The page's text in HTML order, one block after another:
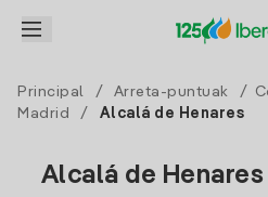
Principal / Arreta-puntuak /
Madrid
/ Alcalá de Henares
Alcalá de